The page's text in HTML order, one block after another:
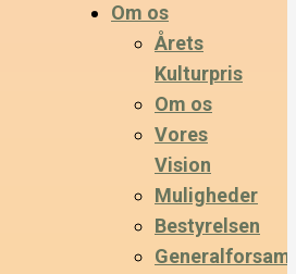
Om os
Årets
Kulturpris
Om os
Vores
Vision
Muligheder
Bestyrelsen